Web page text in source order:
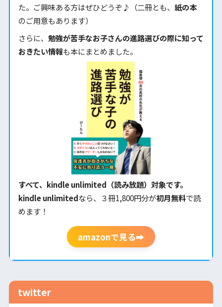
た。ご興味ある方はぜひどうぞ♪（二冊とも、 紙の本
のご用意もあります）
さらに、 勉強が苦手なお子さんの進路選びの際に知って
おきたい情報も本にまとめました。
すべて、kindle unlimited（読み放題）対象です。
kindle unlimitedなら、３冊1,800円分が初月無料で読
めます！
amazonで見る➡
twitter